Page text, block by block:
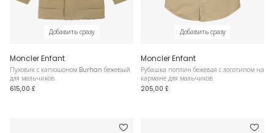
Добавить сразу
Moncler Enfant
Пуховик с капюшоном Burhan бежевый
для мальчиков
615,00 £
Добавить сразу
Moncler Enfant
Рубашка поплин бежевая с логотипом на
кармане для мальчиков
205,00 £